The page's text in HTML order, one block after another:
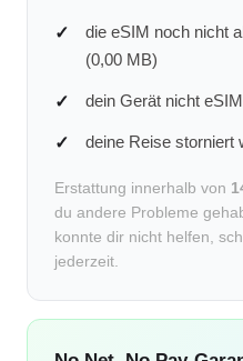
die eSIM noch nicht
(0,00 MB)
dein Gerät nicht
deine Reise storniert
Erstattung innerhalb von
du andere Probleme
konnte dir nicht helfen,
jederzeit.